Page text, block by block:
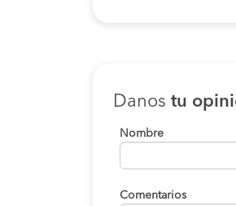
Danos tu
Nombre
Comentarios